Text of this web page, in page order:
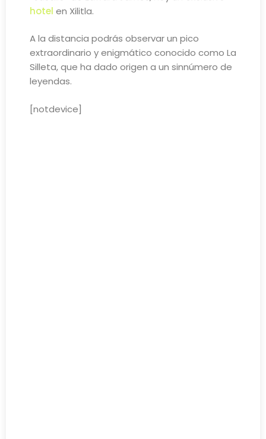
hotel en Xilitla.
A la distancia podrás observar un pico
extraordinario y enigmático conocido como La
Silleta, que ha dado origen a un sinnúmero de
leyendas.
[notdevice]